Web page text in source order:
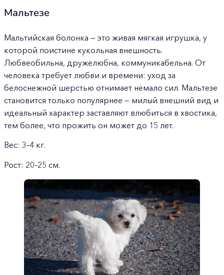
Мальтезе
Мальтийская болонка — это живая мягкая игрушка, у
которой поистине кукольная внешность.
Любвеобильна, дружелюбна, коммуникабельна. От
человека требует любви и времени: уход за
белоснежной шерстью отнимает немало сил. Мальтезе
становится только популярнее — милый внешний вид и
идеальный характер заставляют влюбиться в хвостика,
тем более, что прожить он может до 15 лет.
Вес: 3–4 кг.
Рост: 20–25 см.